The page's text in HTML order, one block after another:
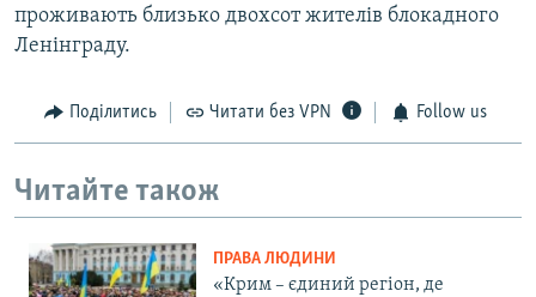
проживають близько двохсот жителів блокадного
Ленінграду.
Поділитись Читати без VPN Follow us
Читайте також
ПРАВА ЛЮДИНИ
«Крим – єдиний регіон, де